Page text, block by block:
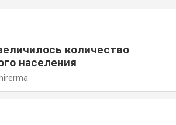
количество
населения